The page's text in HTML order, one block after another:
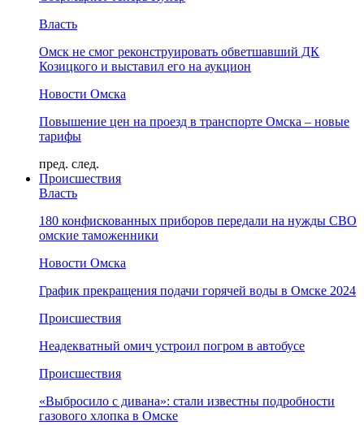
Власть
Омск не смог реконструировать обветшавший ДК
Козицкого и выставил его на аукцион
Новости Омска
Повышение цен на проезд в транспорте Омска – новые
тарифы
пред. след.
Происшествия
Власть
180 конфискованных приборов передали на нужды СВО
омские таможенники
Новости Омска
График прекращения подачи горячей воды в Омске 2024
Происшествия
Неадекватный омич устроил погром в автобусе
Происшествия
«Выбросило с дивана»: стали известны подробности
газового хлопка в Омске